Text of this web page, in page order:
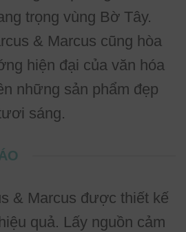
trọng vùng Bờ Tây.
& Marcus cũng hòa
hiện đại của văn hóa
những sản phẩm đẹp
sáng.
& Marcus được thiết kế
quả. Lấy nguồn cảm